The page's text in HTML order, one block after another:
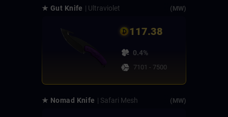
★ Gut Knife | Ultraviolet (MW)
117.38
0.4%
7101 - 7500
★ Nomad Knife | Safari Mesh (MW)